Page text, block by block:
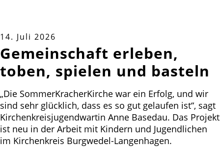
14. Juli 2026
Gemeinschaft erleben,
toben, spielen und basteln
„Die SommerKracherKirche war ein Erfolg, und wir
sind sehr glücklich, dass es so gut gelaufen ist“, sagt
Kirchenkreisjugendwartin Anne Basedau. Das Projekt
ist neu in der Arbeit mit Kindern und Jugendlichen
im Kirchenkreis Burgwedel-Langenhagen.